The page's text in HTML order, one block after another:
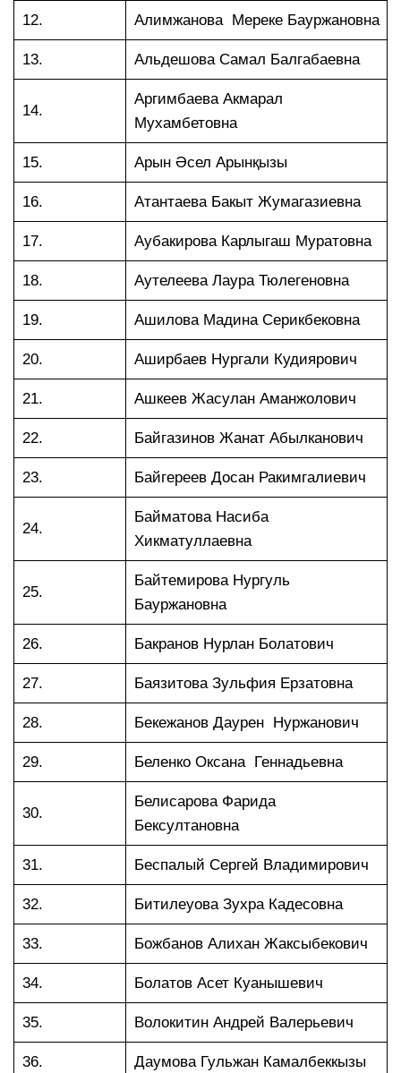
12. Алимжанова Мереке Бауржановна
13. Альдешова Самал Балгабаевна
14.
Аргимбаева Акмарал
Мухамбетовна
15. Арын Әсел Арынқызы
16. Атантаева Бакыт Жумагазиевна
17. Аубакирова Карлыгаш Муратовна
18. Аутелеева Лаура Тюлегеновна
19. Ашилова Мадина Серикбековна
20. Аширбаев Нургали Кудиярович
21. Ашкеев Жасулан Аманжолович
22. Байгазинов Жанат Абылканович
23. Байгереев Досан Ракимгалиевич
24.
Байматова Насиба
Хикматуллаевна
25.
Байтемирова Нургуль
Бауржановна
26. Бакранов Нурлан Болатович
27. Баязитова Зульфия Ерзатовна
28. Бекежанов Даурен Нуржанович
29. Беленко Оксана Геннадьевна
30.
Белисарова Фарида
Бексултановна
31. Беспалый Сергей Владимирович
32. Битилеуова Зухра Кадесовна
33. Божбанов Алихан Жаксыбекович
34. Болатов Асет Куанышевич
35. Волокитин Андрей Валерьевич
36. Даумова Гульжан Камалбеккызы